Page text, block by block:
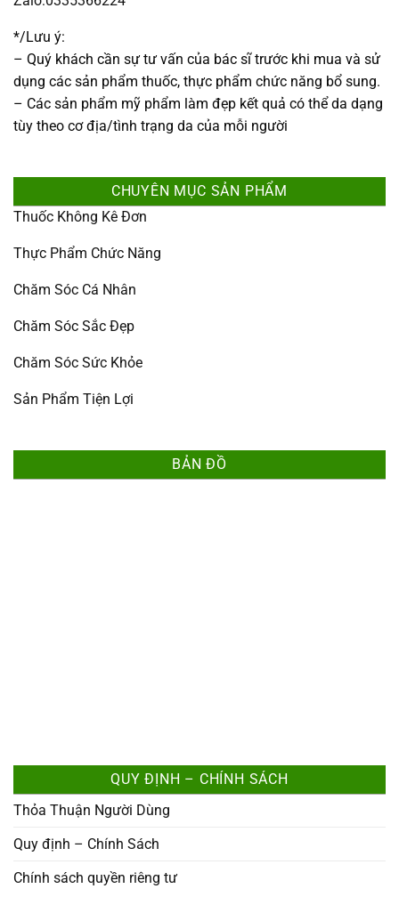
*/Lưu ý:
– Quý khách cần sự tư vấn của bác sĩ trước khi mua và sử
dụng các sản phẩm thuốc, thực phẩm chức năng bổ sung.
– Các sản phẩm mỹ phẩm làm đẹp kết quả có thể da dạng
tùy theo cơ địa/tình trạng da của mỗi người
CHUYÊN MỤC SẢN PHẨM
Thuốc Không Kê Đơn
Thực Phẩm Chức Năng
Chăm Sóc Cá Nhân
Chăm Sóc Sắc Đẹp
Chăm Sóc Sức Khỏe
Sản Phẩm Tiện Lợi
BẢN ĐỒ
QUY ĐỊNH – CHÍNH SÁCH
Thỏa Thuận Người Dùng
Quy định – Chính Sách
Chính sách quyền riêng tư